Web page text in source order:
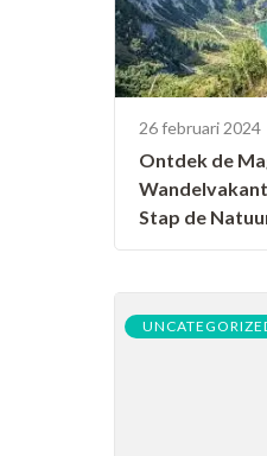
26 februari 2024
Ontdek de
Stap de